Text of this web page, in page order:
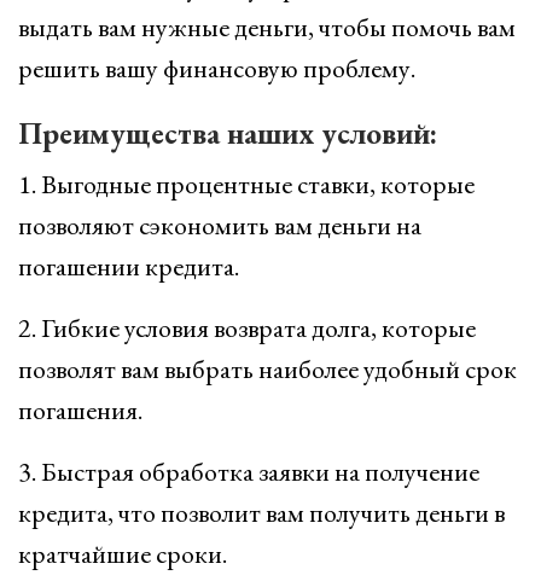
выдать вам нужные деньги, чтобы помочь вам
решить вашу финансовую проблему.
Преимущества наших условий:
1. Выгодные процентные ставки, которые
позволяют сэкономить вам деньги на
погашении кредита.
2. Гибкие условия возврата долга, которые
позволят вам выбрать наиболее удобный срок
погашения.
3. Быстрая обработка заявки на получение
кредита, что позволит вам получить деньги в
кратчайшие сроки.